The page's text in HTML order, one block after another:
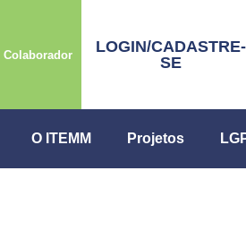
Colaborador
LOGIN/CADASTRE-
SE
O ITEMM Projetos